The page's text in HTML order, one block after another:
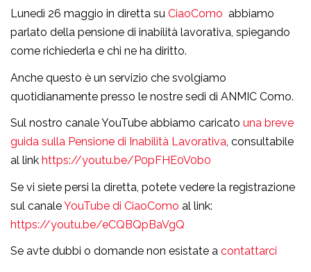
Lunedì 26 maggio in diretta su CiaoComo abbiamo
parlato della pensione di inabilità lavorativa, spiegando
come richiederla e chi ne ha diritto.
Anche questo è un servizio che svolgiamo
quotidianamente presso le nostre sedi di ANMIC Como.
Sul nostro canale YouTube abbiamo caricato una breve
guida sulla Pensione di Inabilità Lavorativa, consultabile
al link https://youtu.be/P0pFHE0V0b0
Se vi siete persi la diretta, potete vedere la registrazione
sul canaleYouTube di CiaoComo al link:
https://youtu.be/eCQBQpBaVgQ
Se avte dubbi o domande non esistate a contattarci